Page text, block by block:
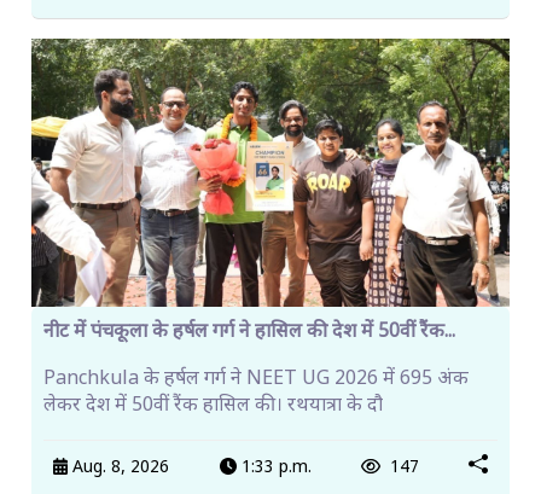
नीट में पंचकूला के हर्षल गर्ग ने हासिल की देश में 50वीं रैंक...
Panchkula के हर्षल गर्ग ने NEET UG 2026 में 695 अंक
लेकर देश में 50वीं रैंक हासिल की। रथयात्रा के दौ
Aug. 8, 2026 1:33 p.m. 147